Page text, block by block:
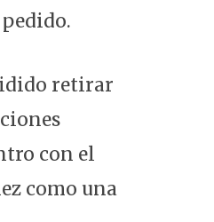
retirar
con el
como una